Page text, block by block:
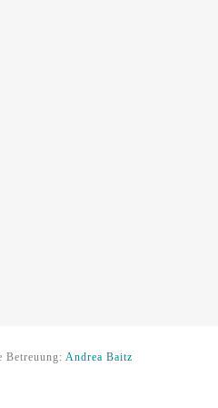
Betreuung: Andrea Baitz